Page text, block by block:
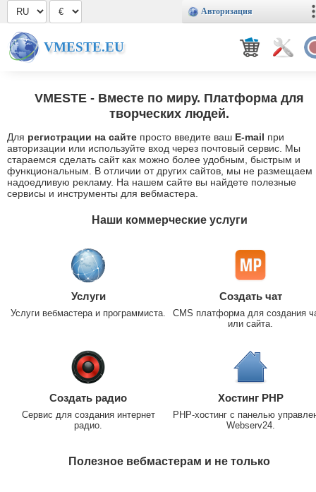
Авторизация
VMESTE.EU
VMESTE - Вместе по миру. Платформа для
творческих людей.
Для регистрации на сайте просто введите ваш E-mail при
авторизации или используйте вход через почтовый сервис. Мы
стараемся сделать сайт как можно более удобным, быстрым и
функциональным. В отличии от других сайтов, мы не размещаем
надоедливую рекламу. На нашем сайте вы найдете полезные
сервисы и инструменты для вебмастера.
Наши коммерческие услуги
Услуги
Услуги вебмастера и программиста.
Создать чат
CMS платформа для создания
или сайта.
Создать радио
Сервис для создания интернет
радио.
Хостинг PHP
PHP-хостинг с панелью
Webserv24.
Полезное вебмастерам и не только